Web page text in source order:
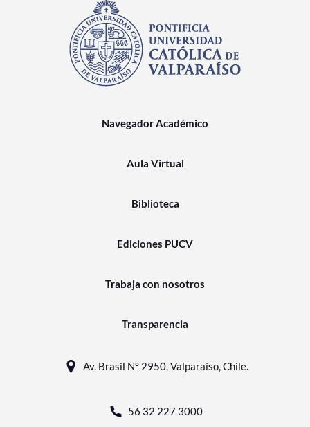
Navegador Académico
Aula Virtual
Biblioteca
Ediciones PUCV
Trabaja con nosotros
Transparencia
Av. Brasil N° 2950, Valparaíso, Chile.
56 32 227 3000